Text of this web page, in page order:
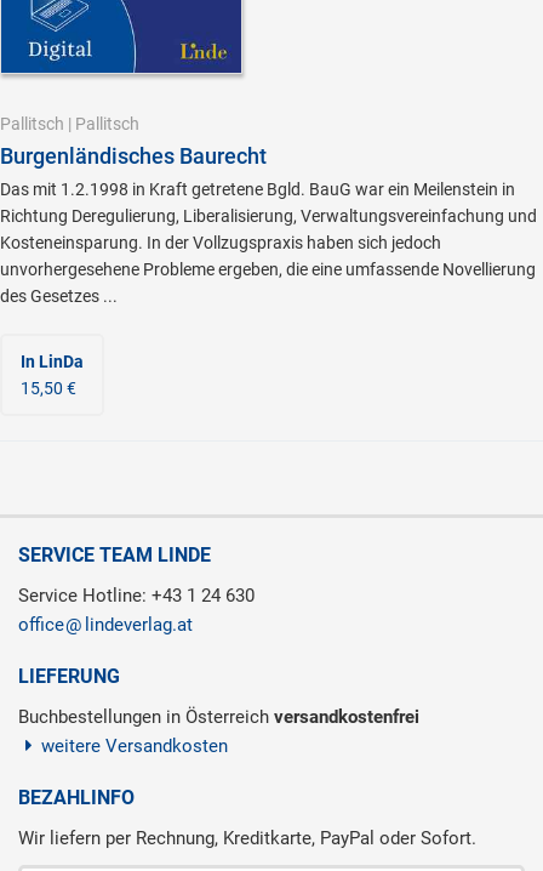
Pallitsch | Pallitsch
Burgenländisches Baurecht
Das mit 1.2.1998 in Kraft getretene Bgld. BauG war ein Meilenstein in
Richtung Deregulierung, Liberalisierung, Verwaltungsvereinfachung und
Kosteneinsparung. In der Vollzugspraxis haben sich jedoch
unvorhergesehene Probleme ergeben, die eine umfassende Novellierung
des Gesetzes ...
In LinDa
15,50 €
SERVICE TEAM LINDE
Service Hotline: +43 1 24 630
office
lindeverlag.at
LIEFERUNG
Buchbestellungen in Österreich versandkostenfrei
weitere Versandkosten
BEZAHLINFO
Wir liefern per Rechnung, Kreditkarte, PayPal oder Sofort.